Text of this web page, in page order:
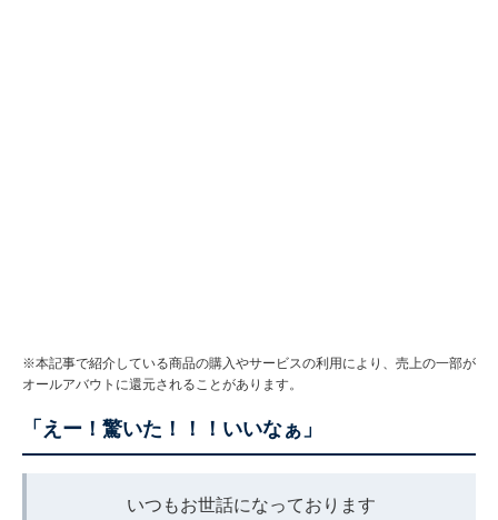
※本記事で紹介している商品の購入やサービスの利用により、売上の一部が
オールアバウトに還元されることがあります。
「えー！驚いた！！！いいなぁ」
いつもお世話になっております